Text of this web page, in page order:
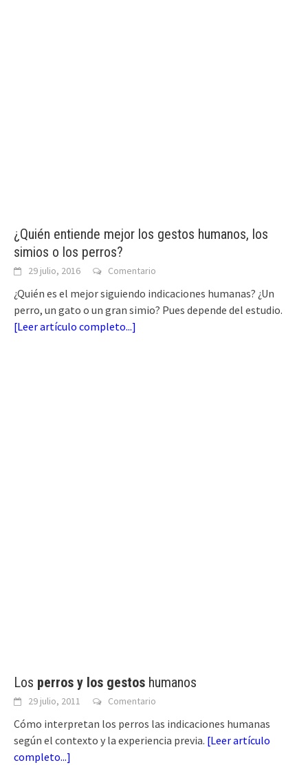
¿Quién entiende mejor los gestos humanos, los
simios o los perros?
29 julio, 2016 Comentario
¿Quién es el mejor siguiendo indicaciones humanas? ¿Un
perro, un gato o un gran simio? Pues depende del estudio.
[Leer artículo completo...]
Los perros y los gestos humanos
29 julio, 2011 Comentario
Cómo interpretan los perros las indicaciones humanas
según el contexto y la experiencia previa. [Leer artículo
completo...]